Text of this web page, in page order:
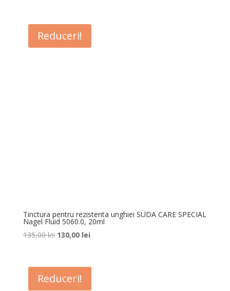
fost:
140,00 lei.
135,00 lei.
Reduceri!
Tinctura pentru rezistenta unghiei SÜDA CARE SPECIAL
Nagel Fluid 5060.0, 20ml
135,00lei Prețul
fost:
135,00 lei.
130,00 leiPrețul
130,00 lei.
Reduceri!